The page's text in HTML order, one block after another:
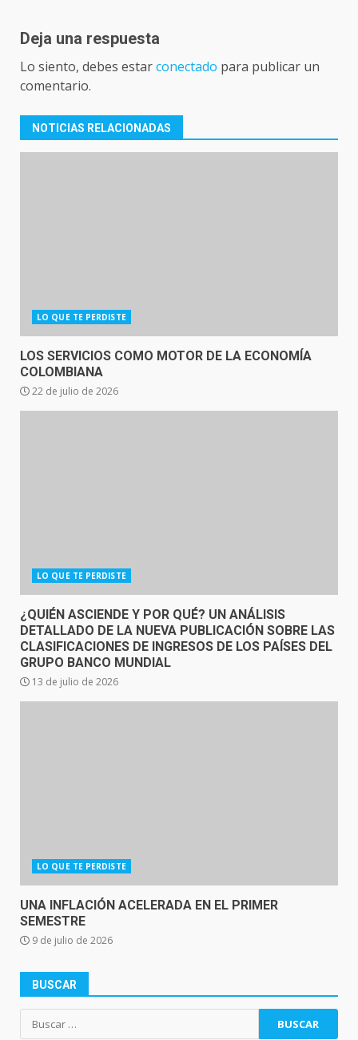
Deja una respuesta
Lo siento, debes estarconectado para publicar un
comentario.
NOTICIAS RELACIONADAS
LO QUE TE PERDISTE
LOS SERVICIOS COMO MOTOR DE LA ECONOMÍA
COLOMBIANA
22 de julio de 2026
LO QUE TE PERDISTE
¿QUIÉN ASCIENDE Y POR QUÉ? UN ANÁLISIS
DETALLADO DE LA NUEVA PUBLICACIÓN SOBRE LAS
CLASIFICACIONES DE INGRESOS DE LOS PAÍSES DEL
GRUPO BANCO MUNDIAL
13 de julio de 2026
LO QUE TE PERDISTE
UNA INFLACIÓN ACELERADA EN EL PRIMER
SEMESTRE
9 de julio de 2026
BUSCAR
Buscar: